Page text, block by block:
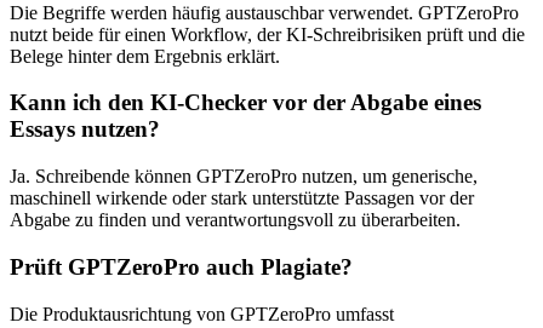
Die Begriffe werden häufig austauschbar verwendet. GPTZeroPro
nutzt beide für einen Workflow, der KI-Schreibrisiken prüft und die
Belege hinter dem Ergebnis erklärt.
Kann ich den KI-Checker vor der Abgabe eines
Essays nutzen?
Ja. Schreibende können GPTZeroPro nutzen, um generische,
maschinell wirkende oder stark unterstützte Passagen vor der
Abgabe zu finden und verantwortungsvoll zu überarbeiten.
Prüft GPTZeroPro auch Plagiate?
Die Produktausrichtung von GPTZeroPro umfasst